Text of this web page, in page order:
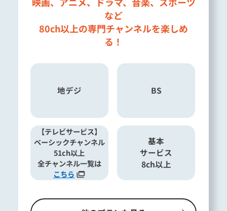
など
80ch以上の専門チャンネルを楽しめ
る！
地デジ BS
【テレビサービス】
ベーシックチャンネル
51ch以上
全チャンネル一覧は
こちら
基本
サービス
8ch以上